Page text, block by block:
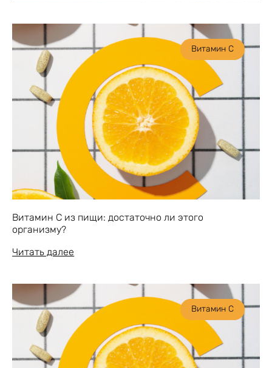
Витамин С из пищи: достаточно ли этого
организму?
Читать далее
Витамин С
Витамин С